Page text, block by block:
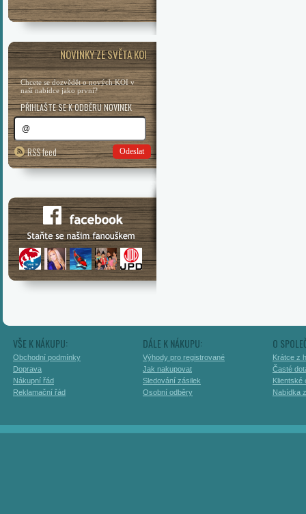
NOVINKY ZE SVĚTA KOI
Chcete se dozvědět o nových KOI v
naší nabídce jako první?
PŘIHLAŠTE SE K ODBĚRU NOVINEK
RSS feed Odeslat
VŠE K NÁKUPU:
Obchodní podmínky
Doprava
Nákupní řád
Reklamační řád
DÁLE K NÁKUPU:
Výhody pro registrované
Jak nakupovat
Sledování zásilek
Osobní odběry
O
Krátce z
Časté
Klientské
Nabídka